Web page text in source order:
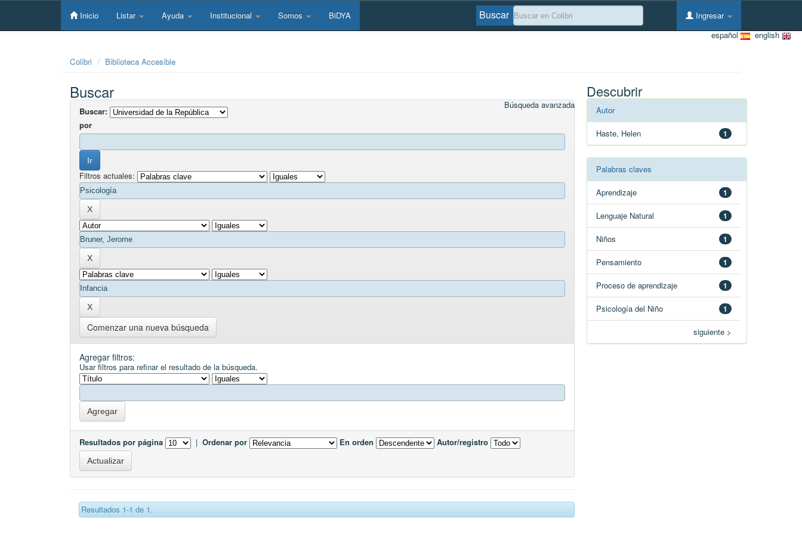
Skip
Inicio Listar Ayuda Institucional Somos BiDYA Ingresar
Buscar
english
español
Colibri Biblioteca Accesible
Buscar
Búsqueda avanzada
Buscar:
por
Filtros actuales:
Comenzar una nueva búsqueda
Agregar filtros:
Usar filtros para refinar el resultado de la búsqueda.
Resultados por página | Ordenar por En orden Autor/registro
Resultados 1-1 de 1.
Descubrir
Autor
1
Haste, Helen
Palabras claves
1
Aprendizaje
1
Lenguaje Natural
1
Niños
1
Pensamiento
1
Proceso de aprendizaje
1
Psicología del Niño
siguiente >